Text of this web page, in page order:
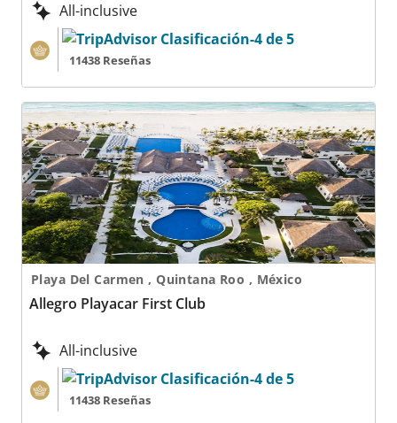
All-inclusive
11438 Reseñas
Allegro Playacar First Club
Playa Del Carmen , Quintana Roo , México
Allegro Playacar First Club
All-inclusive
11438 Reseñas